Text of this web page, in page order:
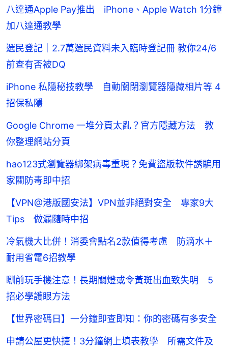
八達通Apple Pay推出 iPhone、Apple Watch 1分鐘
加八達通教學
選民登記｜2.7萬選民資料未入臨時登記冊 教你24/6
前查有否被DQ
iPhone 私隱秘技教學 自動關閉瀏覽器隱藏相片等 4
招保私隱
Google Chrome 一堆分頁太亂？官方隱藏方法 教
你整理網站分頁
hao123式瀏覽器綁架病毒重現？免費盜版軟件誘騙用
家關防毒即中招
【VPN@港版國安法】VPN並非絕對安全 專家9大
Tips 做漏隨時中招
冷氣機大比併！消委會點名2款值得考慮 防滴水＋
耐用省電6招教學
瞓前玩手機注意！長期關燈或令黃斑出血致失明 5
招必學護眼方法
【世界密碼日】一分鐘即查即知：你的密碼有多安全
申請公屋更快捷！3分鐘網上填表教學 所需文件及